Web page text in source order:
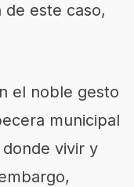
este caso,
el noble gesto
municipal
vivir y